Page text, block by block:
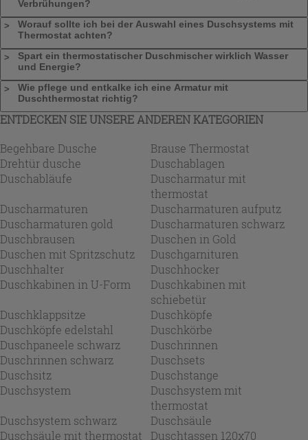
Verbrühungen?
Worauf sollte ich bei der Auswahl eines Duschsystems mit
Thermostat achten?
Spart ein thermostatischer Duschmischer wirklich Wasser
und Energie?
Wie pflege und entkalke ich eine Armatur mit
Duschthermostat richtig?
ENTDECKEN SIE UNSERE ANDEREN KATEGORIEN
Begehbare Dusche
Brause Thermostat
Drehtür dusche
Duschablagen
Duschabläufe
Duscharmatur mit
thermostat
Duscharmaturen
Duscharmaturen aufputz
Duscharmaturen gold
Duscharmaturen schwarz
Duschbrausen
Duschen in Gold
Duschen mit Spritzschutz
Duschgarnituren
Duschhalter
Duschhocker
Duschkabinen in U-Form
Duschkabinen mit
schiebetür
Duschklappsitze
Duschköpfe
Duschköpfe edelstahl
Duschkörbe
Duschpaneele schwarz
Duschrinnen
Duschrinnen schwarz
Duschsets
Duschsitz
Duschstange
Duschsystem
Duschsystem mit
thermostat
Duschsystem schwarz
Duschsäule
Duschsäule mit thermostat
Duschtassen 120x70